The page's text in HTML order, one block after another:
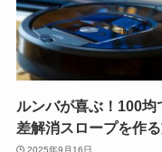
ルンバが喜ぶ！100均
差解消スロープを作
2025年9月16日